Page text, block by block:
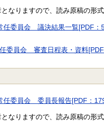
なりますので、読み原稿の形
委員会 議決結果一覧[PDF：
委員会 審査日程表・資料
委員会 委員長報告[PDF：
なりますので、読み原稿の形